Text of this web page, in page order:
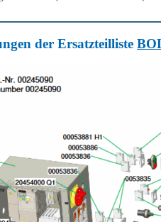
der Ersatzteilliste